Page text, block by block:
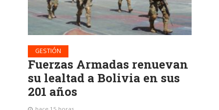
GESTIÓN
Fuerzas Armadas renuevan
su lealtad a Bolivia en sus
201 años